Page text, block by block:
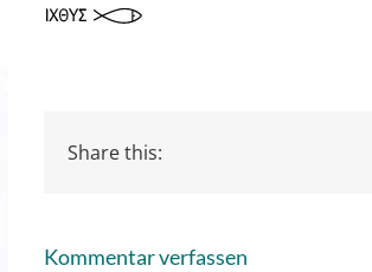
Share this:
Kommentar verfassen